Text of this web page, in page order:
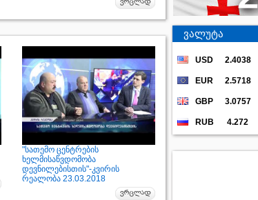
"სათემო ცენტრების
ხელმისაწვდომობა
დევნილებისთის"-კვირის
რეალობა 23.03.2018
ვალუტა
USD 2.4038
EUR 2.5718
GBP 3.0757
RUB 4.272